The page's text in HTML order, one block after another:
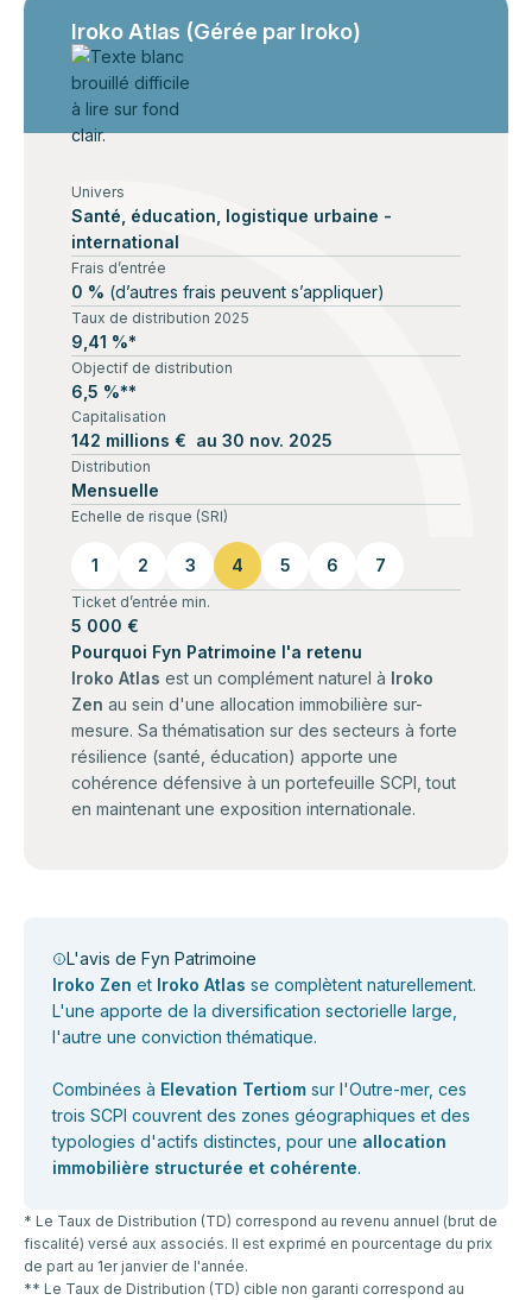
Iroko Atlas (Gérée par Iroko)
Univers
Santé, éducation, logistique urbaine -
international
Frais d’entrée
0 % (d’autres frais peuvent s’appliquer)
Taux de distribution 2025
9,41 %*
Objectif de distribution
6,5 %**
Capitalisation
142 millions € au 30 nov. 2025
Distribution
Mensuelle
Echelle de risque (SRI)
1 2 3 4 5 6 7
Ticket d’entrée min.
5 000 €
Pourquoi Fyn Patrimoine l'a retenu
Iroko Atlas est un complément naturel à Iroko
Zen au sein d'une allocation immobilière sur-
mesure. Sa thématisation sur des secteurs à forte
résilience (santé, éducation) apporte une
cohérence défensive à un portefeuille SCPI, tout
en maintenant une exposition internationale.
L'avis de Fyn Patrimoine
Iroko Zen et Iroko Atlas se complètent naturellement.
L'une apporte de la diversification sectorielle large,
l'autre une conviction thématique.
Combinées à Elevation Tertiom sur l'Outre-mer, ces
trois SCPI couvrent des zones géographiques et des
typologies d'actifs distinctes, pour une allocation
immobilière structurée et cohérente.
* Le Taux de Distribution (TD) correspond au revenu annuel (brut de
fiscalité) versé aux associés. Il est exprimé en pourcentage du prix
de part au 1er janvier de l'année.
** Le Taux de Distribution (TD) cible non garanti correspond au